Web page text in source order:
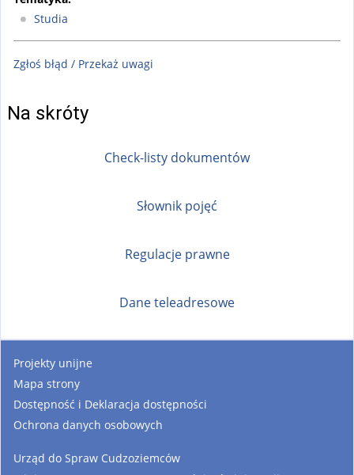
Studia
Zgłoś błąd / Przekaż uwagi
Na skróty
Check-listy dokumentów
Słownik pojęć
Regulacje prawne
Dane teleadresowe
Projekty unijne
Mapa strony
Dostępność i Deklaracja dostępności
Ochrona danych osobowych
Urząd do Spraw Cudzoziemców